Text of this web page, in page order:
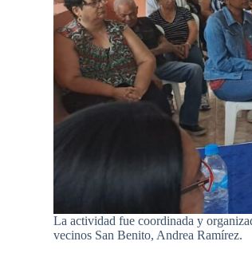
La actividad fue coordinada y
vecinos San Benito, Andrea Ramírez.